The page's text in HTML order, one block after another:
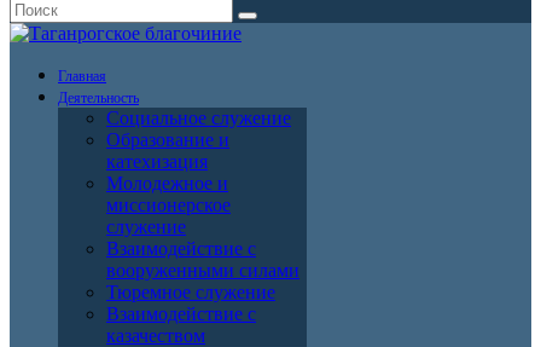
Главная
Деятельность
Социальное служение
Образование и
катехизация
Молодежное и
миссионерское
служение
Взаимодействие с
вооруженными силами
Тюремное служение
Взаимодействие с
казачеством